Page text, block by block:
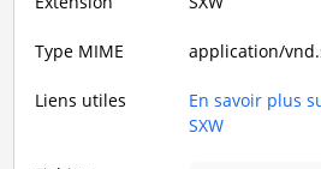
Type MIME application/
Liens utiles
En savoir plus
SXW